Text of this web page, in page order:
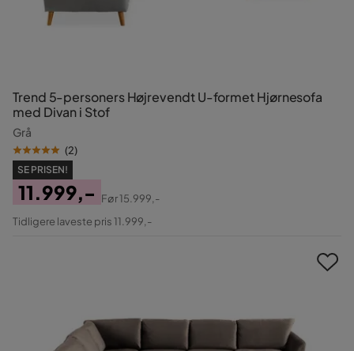
Trend 5-personers Højrevendt U-formet Hjørnesofa
med Divan i Stof
Grå
(2)
SE PRISEN!
Pris
11.999,-
Original
Før15.999,-
Tidligere laveste pris 11.999,-